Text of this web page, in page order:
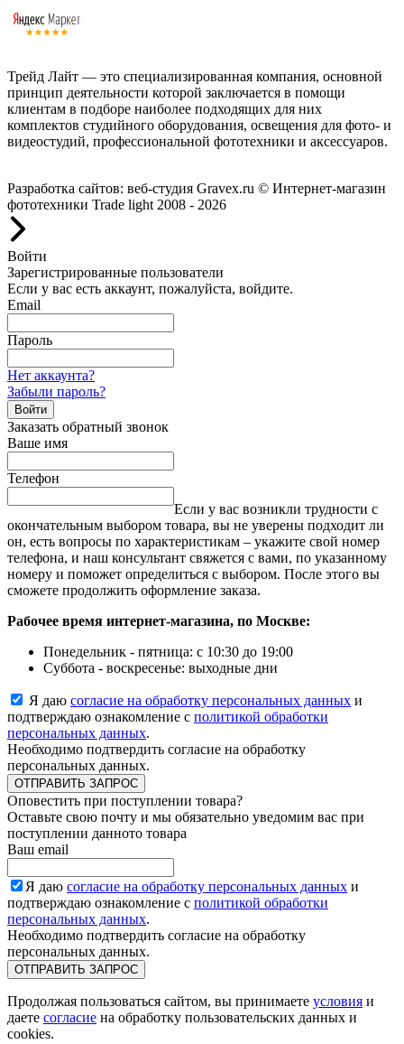
Трейд Лайт — это специализированная компания, основной
принцип деятельности которой заключается в помощи
клиентам в подборе наиболее подходящих для них
комплектов студийного оборудования, освещения для фото- и
видеостудий, профессиональной фототехники и аксессуаров.
Разработка сайтов: веб-студия Gravex.ru © Интернет-магазин
фототехники Trade light 2008 - 2026
Войти
Зарегистрированные пользователи
Если у вас есть аккаунт, пожалуйста, войдите.
Email
Пароль
Нет аккаунта?
Забыли пароль?
Войти
Заказать обратный звонок
Ваше имя
Телефон
Если у вас возникли трудности с
окончательным выбором товара, вы не уверены подходит ли
он, есть вопросы по характеристикам – укажите свой номер
телефона, и наш консультант свяжется с вами, по указанному
номеру и поможет определиться с выбором. После этого вы
сможете продолжить оформление заказа.
Рабочее время интернет-магазина, по Москве:
Понедельник - пятница: с 10:30 до 19:00
Суббота - воскресенье: выходные дни
Я даю согласие на обработку персональных данных и
подтверждаю ознакомление с политикой обработки
персональных данных.
Необходимо подтвердить согласие на обработку
персональных данных.
ОТПРАВИТЬ ЗАПРОС
Оповестить при поступлении товара?
Оставьте свою почту и мы обязательно уведомим вас при
поступлении данното товара
Ваш email
Я даю согласие на обработку персональных данных и
подтверждаю ознакомление с политикой обработки
персональных данных.
Необходимо подтвердить согласие на обработку
персональных данных.
ОТПРАВИТЬ ЗАПРОС
Продолжая пользоваться сайтом, вы принимаете условия и
даете согласие на обработку пользовательских данных и
cookies.